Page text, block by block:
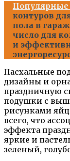
Популярные
контуров
пола в
число для
и
Пасхальные
дизайны и
праздничную
подушки с
рисунками
всего, что
эффекта
яркие и
зеленый,